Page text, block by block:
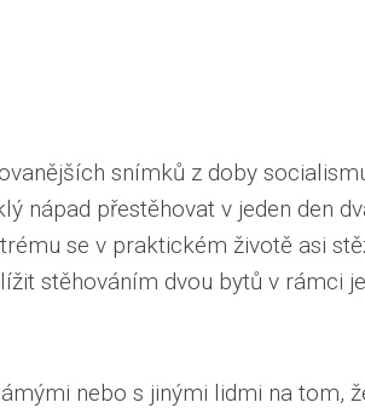
snímků z doby
nápad přestěhovat v jeden den
se v praktickém životě asi
stěhováním dvou bytů v rámci
nebo s jinými lidmi na tom,